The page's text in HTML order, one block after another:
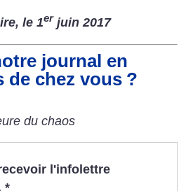
le 1er juin 2017
journal en
de chez vous ?
du chaos
l'infolettre
*